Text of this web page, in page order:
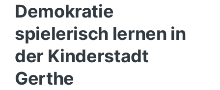
Demokratie
spielerisch lernen in
der Kinderstadt
Gerthe